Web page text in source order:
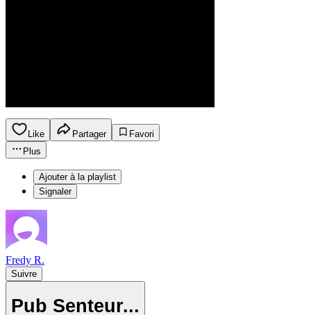
Like Partager
Favori
Plus
Ajouter à la playlist
Signaler
Fredy R.
Suivre
Pub Senteur...